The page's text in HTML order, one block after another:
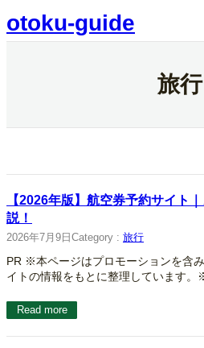
容
を
otoku-guide
旅行
【2026年版】航空券予約サイト
説！
2026年7月9日 Category : 旅行
PR ※本ページはプロモーションを含
イトの情報をもとに整理しています。
Read more